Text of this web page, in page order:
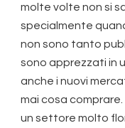
molte volte non si
specialmente
non sono tanto
sono apprezzati in
anche i nuovi
mai cosa
un settore molto